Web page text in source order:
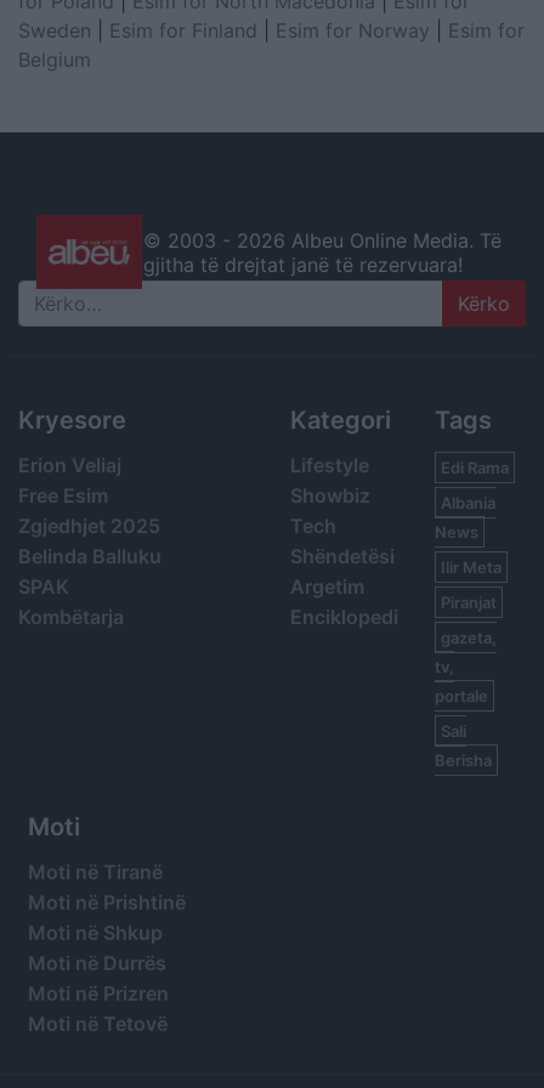
Sweden
Esim for Finland Esim for Norway
Esim for
Belgium
© 2003 - 2026 Albeu Online Media. Të
gjitha të drejtat janë të rezervuara!
Search
Kryesore
Erion Veliaj
Free Esim
Zgjedhjet 2025
Belinda Balluku
SPAK
Kombëtarja
Kategori
Lifestyle
Showbiz
Tech
Shëndetësi
Argetim
Enciklopedi
Tags
Edi Rama
Albania
News
Ilir Meta
Piranjat
gazeta,
tv,
portale
Sali
Berisha
Moti
Moti në Tiranë
Moti në Prishtinë
Moti në Shkup
Moti në Durrës
Moti në Prizren
Moti në Tetovë